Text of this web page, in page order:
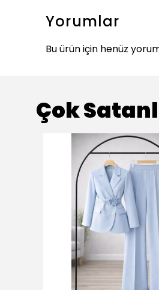
Yorumlar
Bu ürün için henüz
Çok